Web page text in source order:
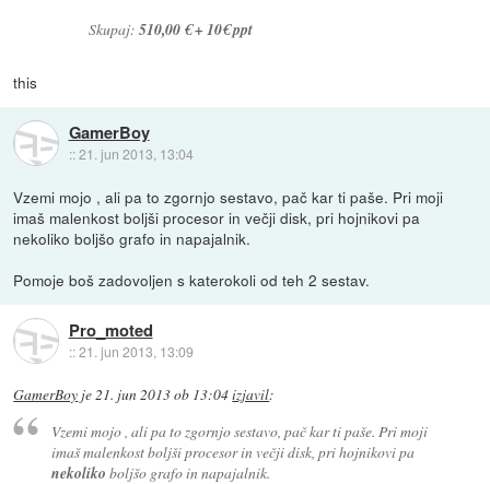
Skupaj:510,00 € + 10€ ppt
this
GamerBoy
::21. jun 2013, 13:04
Vzemi mojo , ali pa to zgornjo sestavo, pač kar ti paše. Pri moji
imaš malenkost boljši procesor in večji disk, pri hojnikovi pa
nekoliko boljšo grafo in napajalnik.
Pomoje boš zadovoljen s katerokoli od teh 2 sestav.
Pro_moted
::21. jun 2013, 13:09
GamerBoy je21. jun 2013 ob 13:04izjavil:
Vzemi mojo , ali pa to zgornjo sestavo, pač kar ti paše. Pri moji
imaš malenkost boljši procesor in večji disk, pri hojnikovi pa
nekoliko boljšo grafo in napajalnik.